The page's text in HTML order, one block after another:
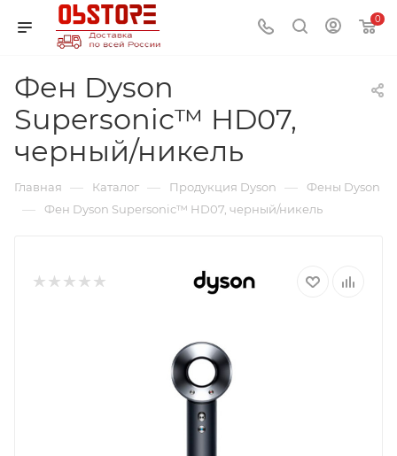
0
Фен Dyson
Supersonic™ HD07,
черный/никель
Главная — Каталог — Продукция Dyson — Фены Dyson
— Фен Dyson Supersonic™ HD07, черный/никель